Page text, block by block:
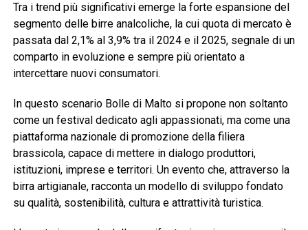
Tra i trend più significativi emerge la forte espansione del
segmento delle birre analcoliche, la cui quota di mercato è
passata dal 2,1% al 3,9% tra il 2024 e il 2025, segnale di un
comparto in evoluzione e sempre più orientato a
intercettare nuovi consumatori.
In questo scenario Bolle di Malto si propone non soltanto
come un festival dedicato agli appassionati, ma come una
piattaforma nazionale di promozione della filiera
brassicola, capace di mettere in dialogo produttori,
istituzioni, imprese e territori. Un evento che, attraverso la
birra artigianale, racconta un modello di sviluppo fondato
su qualità, sostenibilità, cultura e attrattività turistica.